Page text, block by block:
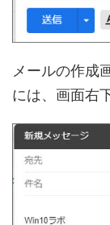
メールの作成
には、画面右